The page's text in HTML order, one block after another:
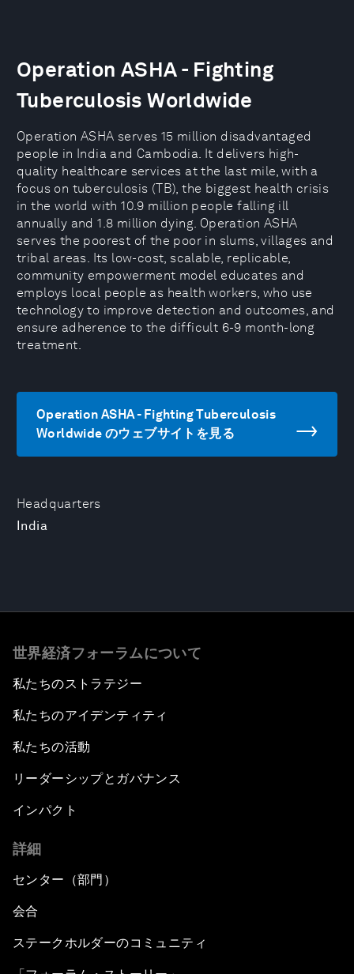
Headquarters
India
Operation ASHA - Fighting
Tuberculosis Worldwide
Operation ASHA serves 15 million disadvantaged
people in India and Cambodia. It delivers high-
quality healthcare services at the last mile, with a
focus on tuberculosis (TB), the biggest health crisis
in the world with 10.9 million people falling ill
annually and 1.8 million dying. Operation ASHA
serves the poorest of the poor in slums, villages and
tribal areas. Its low-cost, scalable, replicable,
community empowerment model educates and
employs local people as health workers, who use
technology to improve detection and outcomes, and
ensure adherence to the difficult 6-9 month-long
treatment.
Operation ASHA - Fighting Tuberculosis
Worldwide のウェブサイトを見る
世界経済フォーラムについて
私たちのストラテジー
私たちのアイデンティティ
私たちの活動
リーダーシップとガバナンス
インパクト
詳細
センター（部門）
会合
ステークホルダーのコミュニティ